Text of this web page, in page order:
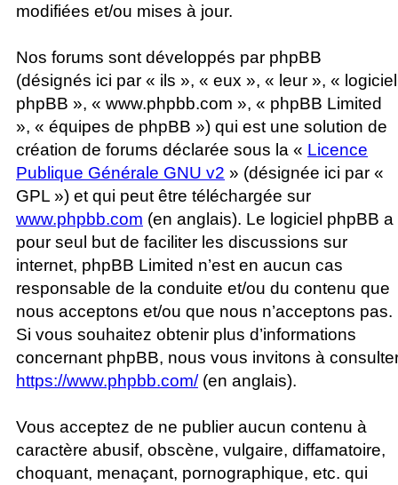
modifiées et/ou mises à jour.
Nos forums sont développés par phpBB
(désignés ici par « ils », « eux », « leur », « logiciel
phpBB », « www.phpbb.com », « phpBB Limited
», « équipes de phpBB ») qui est une solution de
création de forums déclarée sous la « Licence
Publique Générale GNU v2 » (désignée ici par «
GPL ») et qui peut être téléchargée sur
www.phpbb.com (en anglais). Le logiciel phpBB a
pour seul but de faciliter les discussions sur
internet, phpBB Limited n’est en aucun cas
responsable de la conduite et/ou du contenu que
nous acceptons et/ou que nous n’acceptons pas.
Si vous souhaitez obtenir plus d’informations
concernant phpBB, nous vous invitons à
https://www.phpbb.com/(en anglais).
Vous acceptez de ne publier aucun contenu à
caractère abusif, obscène, vulgaire, diffamatoire,
choquant, menaçant, pornographique, etc. qui